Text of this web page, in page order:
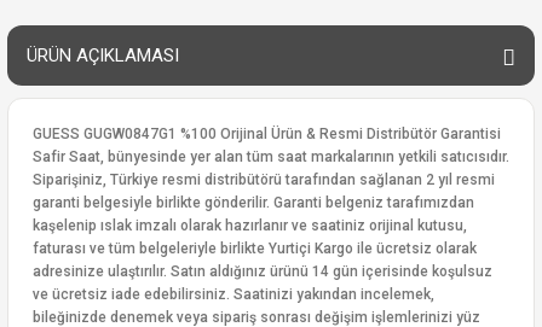
ÜRÜN AÇIKLAMASI
GUESS GUGW0847G1 %100 Orijinal Ürün & Resmi Distribütör Garantisi
Safir Saat, bünyesinde yer alan tüm saat markalarının yetkili satıcısıdır.
Siparişiniz, Türkiye resmi distribütörü tarafından sağlanan 2 yıl resmi
garanti belgesiyle birlikte gönderilir. Garanti belgeniz tarafımızdan
kaşelenip ıslak imzalı olarak hazırlanır ve saatiniz orijinal kutusu,
faturası ve tüm belgeleriyle birlikte Yurtiçi Kargo ile ücretsiz olarak
adresinize ulaştırılır. Satın aldığınız ürünü 14 gün içerisinde koşulsuz
ve ücretsiz iade edebilirsiniz. Saatinizi yakından incelemek,
bileğinizde denemek veya sipariş sonrası değişim işlemlerinizi yüz